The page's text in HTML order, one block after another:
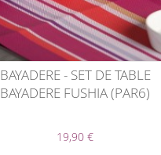
BAYADERE - SET DE TABLE
BAYADERE FUSHIA (PAR6)
19,90 €